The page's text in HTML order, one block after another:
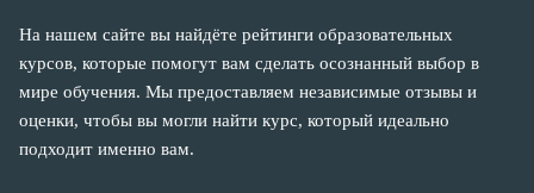
На нашем сайте вы найдёте рейтинги образовательных
курсов, которые помогут вам сделать осознанный выбор в
мире обучения. Мы предоставляем независимые отзывы и
оценки, чтобы вы могли найти курс, который идеально
подходит именно вам.